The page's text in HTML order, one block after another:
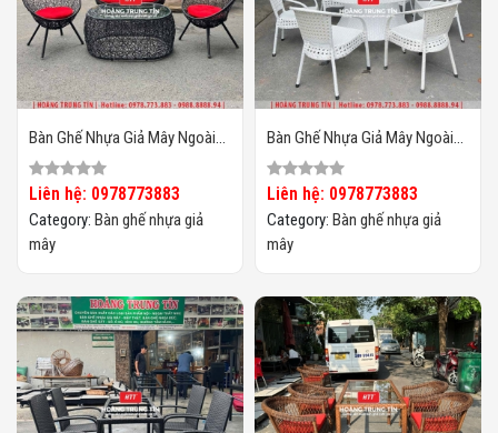
Bàn Ghế Nhựa Giả Mây Ngoài
Trời HTT133
Liên hệ: 0978773883
Category: Bàn ghế nhựa giả
mây
Bàn Ghế Nhựa Giả Mây Ngoài
Trời HTT132
Liên hệ: 0978773883
Category: Bàn ghế nhựa giả
mây